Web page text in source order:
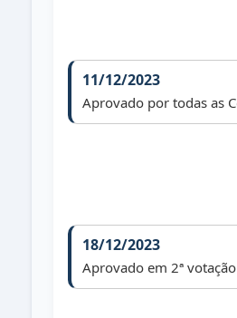
11/12/2023
Aprovado por todas as
18/12/2023
Aprovado em 2ª